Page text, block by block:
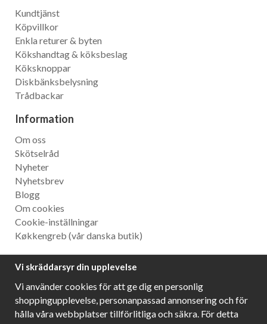
Kundtjänst
Köpvillkor
Enkla returer & byten
Kökshandtag & köksbeslag
Köksknoppar
Diskbänksbelysning
Trådbackar
Information
Om oss
Skötselråd
Nyheter
Nyhetsbrev
Blogg
Om cookies
Cookie-inställningar
Køkkengreb (vår danska butik)
Nyhetsbrev
produktnyheter!
Vi skräddarsyr din upplevelse
Vi använder cookies för att ge dig en personlig
shoppingupplevelse, personanpassad annonsering och för
hålla våra webbplatser tillförlitliga och säkra. För detta